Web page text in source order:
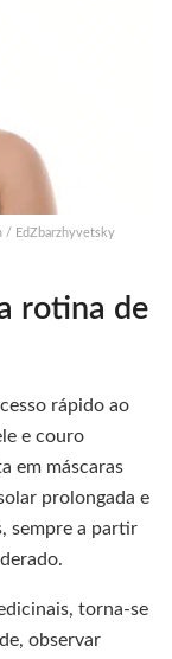
/ EdZbarzhyvetsky
rotina de
rápido ao
e couro
em máscaras
prolongada e
sempre a partir
torna-se
observar